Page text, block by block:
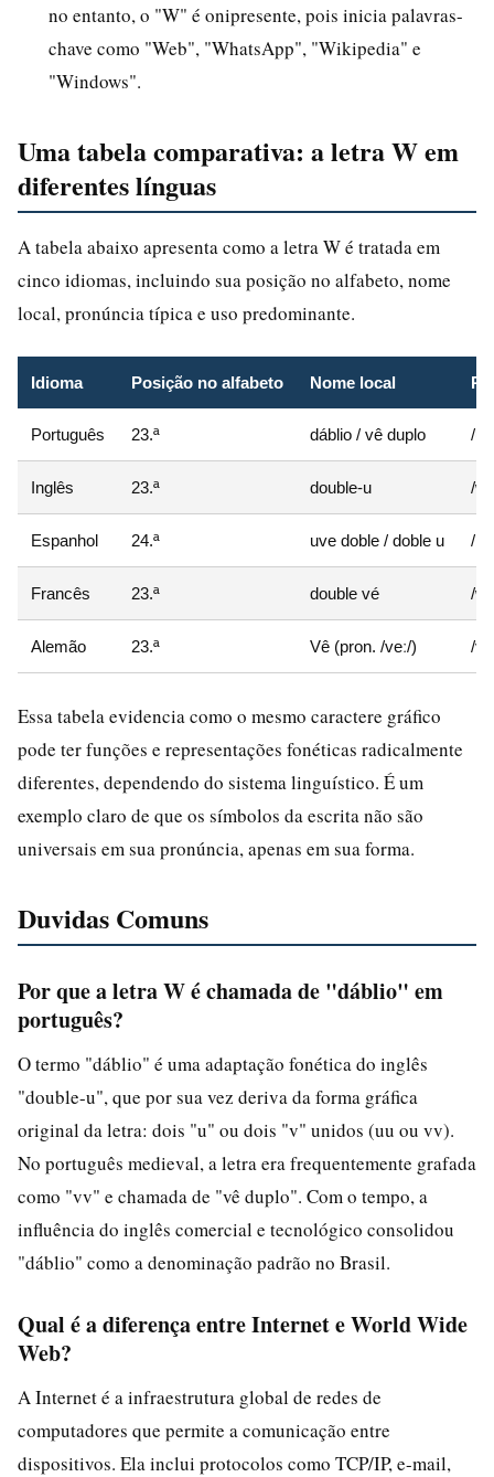
no entanto, o "W" é onipresente, pois inicia palavras-
chave como "Web", "WhatsApp", "Wikipedia" e
"Windows".
Uma tabela comparativa: a letra W em
diferentes línguas
A tabela abaixo apresenta como a letra W é tratada em
cinco idiomas, incluindo sua posição no alfabeto, nome
local, pronúncia típica e uso predominante.
Idioma Posição no alfabeto Nome local
Português 23.ª dáblio / vê duplo /u/
Inglês 23.ª double-u /w/
Espanhol 24.ª uve doble / doble u /b/
Francês 23.ª double vé /
Alemão 23.ª Vê (pron. /veː/) /v/
Essa tabela evidencia como o mesmo caractere gráfico
pode ter funções e representações fonéticas radicalmente
diferentes, dependendo do sistema linguístico. É um
exemplo claro de que os símbolos da escrita não são
universais em sua pronúncia, apenas em sua forma.
Duvidas Comuns
Por que a letra W é chamada de "dáblio" em
português?
O termo "dáblio" é uma adaptação fonética do inglês
"double-u", que por sua vez deriva da forma gráfica
original da letra: dois "u" ou dois "v" unidos (uu ou vv).
No português medieval, a letra era frequentemente grafada
como "vv" e chamada de "vê duplo". Com o tempo, a
influência do inglês comercial e tecnológico consolidou
"dáblio" como a denominação padrão no Brasil.
Qual é a diferença entre Internet e World Wide
Web?
A Internet é a infraestrutura global de redes de
computadores que permite a comunicação entre
dispositivos. Ela inclui protocolos como TCP/IP, e-mail,